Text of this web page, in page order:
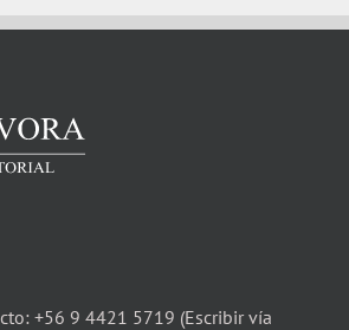
+56 9 4421 5719 (Escribir vía